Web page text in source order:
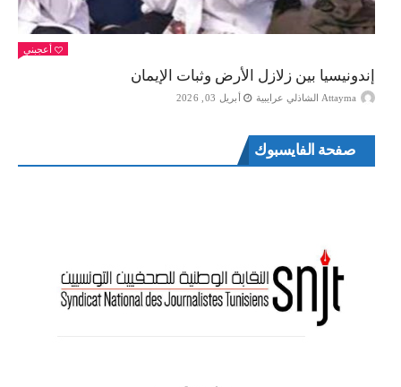
أعجبني
إندونيسيا بين زلازل الأرض وثبات الإيمان
Attayma الشاذلي عرايبية أبريل 03, 2026
صفحة الفايسبوك